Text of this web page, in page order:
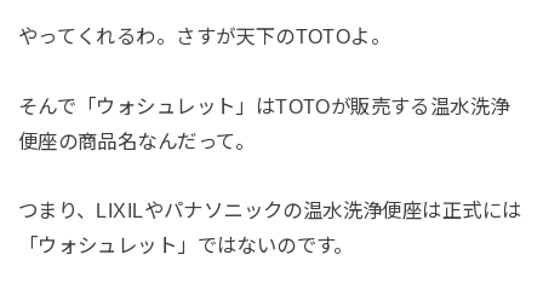
やってくれるわ。さすが天下のTOTOよ。
そんで「ウォシュレット」はTOTOが販売する温水洗浄
便座の商品名なんだって。
つまり、LIXILやパナソニックの温水洗浄便座は正式には
「ウォシュレット」ではないのです。